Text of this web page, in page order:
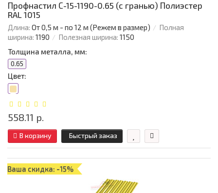
Профнастил С-15-1190-0.65 (с гранью) Полиэстер
RAL 1015
Длина: От 0,5 м - по 12 м (Режем в размер)
Полная
ширина: 1190 Полезная ширина: 1150
Толщина металла, мм:
0.65
Цвет:
558.11 р.
В корзину Быстрый заказ
Ваша скидка: -15%